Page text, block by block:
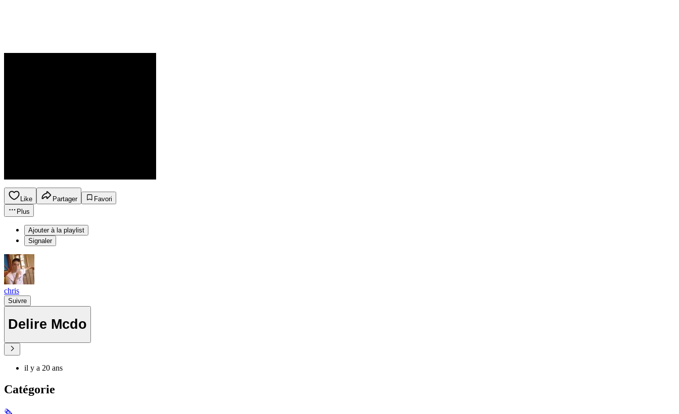
Like Partager
Favori
Plus
Ajouter à la playlist
Signaler
chris
Suivre
Delire Mcdo
il y a 20 ans
Catégorie
🗞